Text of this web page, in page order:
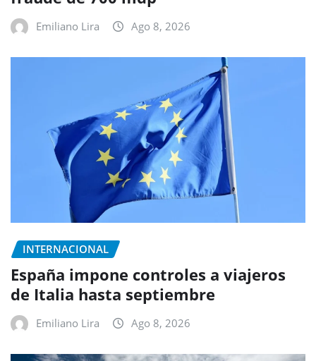
Emiliano Lira Ago 8, 2026
INTERNACIONAL
España impone controles a viajeros
de Italia hasta septiembre
Emiliano Lira Ago 8, 2026